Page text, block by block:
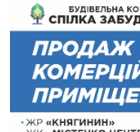
10:43
За змову на
підприємців
10:09
Яремчанський
вкрав із
09:53
В урочищі біля
вагову гирку